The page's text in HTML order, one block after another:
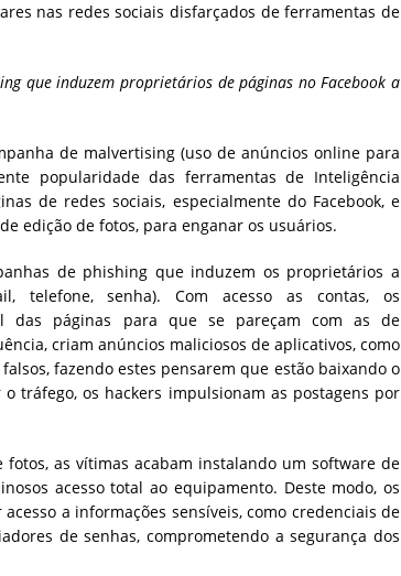
nas redes sociais disfarçados de ferramentas de
que induzem proprietários de páginas no Facebook a
de malvertising (uso de anúncios online para
popularidade das ferramentas de Inteligência
de redes sociais, especialmente do Facebook, e
edição de fotos, para enganar os usuários.
de phishing que induzem os proprietários a
telefone, senha). Com acesso as contas, os
das páginas para que se pareçam com as de
criam anúncios maliciosos de aplicativos, como
fazendo estes pensarem que estão baixando o
tráfego, os hackers impulsionam as postagens por
as vítimas acabam instalando um software de
acesso total ao equipamento. Deste modo, os
a informações sensíveis, como credenciais de
de senhas, comprometendo a segurança dos